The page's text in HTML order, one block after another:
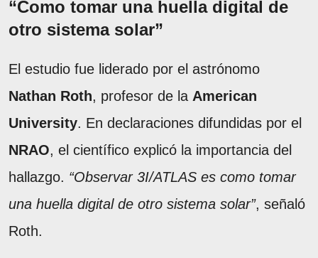
“Como tomar una huella digital de
otro sistema solar”
El estudio fue liderado por el astrónomo
Nathan Roth, profesor de la American
University. En declaraciones difundidas por el
NRAO, el científico explicó la importancia del
hallazgo. “Observar 3I/ATLAS es como tomar
una huella digital de otro sistema solar”, señaló
Roth.